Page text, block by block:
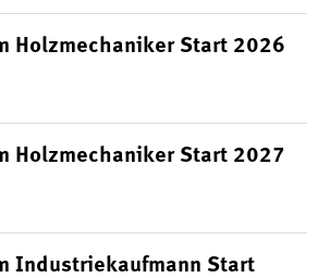
Holzmechaniker Start 2026
Holzmechaniker Start 2027
Industriekaufmann Start